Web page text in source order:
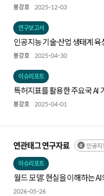
전략의 출발점
봉강호 2025-12-03
연구보고서
봉강호 2025-04-30
이슈리포트
특허지표를 활용한 주요국 AI
봉강호 2025-04-01
연관태그 연구자료 인공지
이슈리포트
월드 모델: 현실을 이해하는
2026-05-26